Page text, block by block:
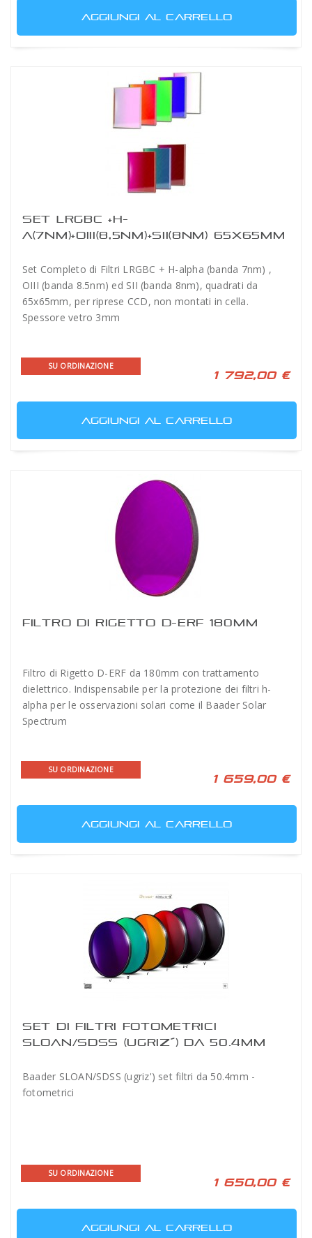
AGGIUNGI AL CARRELLO
SET LRGBC +H-
A(7NM)+OIII(8,5NM)+SII(8NM) 65X65MM
Set Completo di Filtri LRGBC + H-alpha (banda 7nm) ,
OIII (banda 8.5nm) ed SII (banda 8nm), quadrati da
65x65mm, per riprese CCD, non montati in cella.
Spessore vetro 3mm
SU ORDINAZIONE
1 792,00 €
AGGIUNGI AL CARRELLO
FILTRO DI RIGETTO D-ERF 180MM
Filtro di Rigetto D-ERF da 180mm con trattamento
dielettrico. Indispensabile per la protezione dei filtri h-
alpha per le osservazioni solari come il Baader Solar
Spectrum
SU ORDINAZIONE
1 659,00 €
AGGIUNGI AL CARRELLO
SET DI FILTRI FOTOMETRICI
SLOAN/SDSS (UGRIZ´) DA 50.4MM
Baader SLOAN/SDSS (ugriz') set filtri da 50.4mm -
fotometrici
SU ORDINAZIONE
1 650,00 €
AGGIUNGI AL CARRELLO